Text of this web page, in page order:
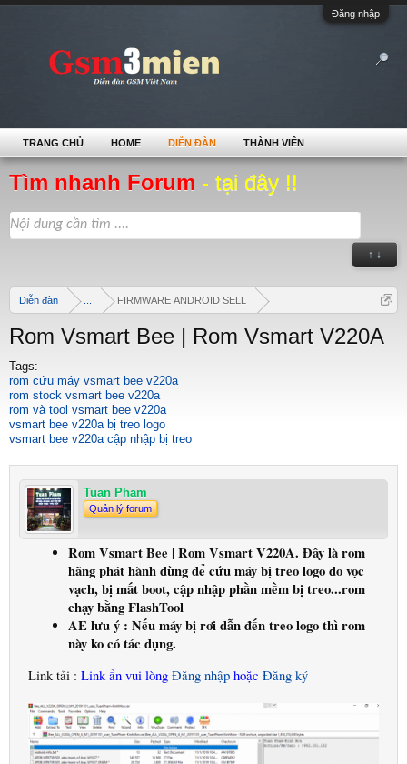
Đăng nhập
Tìm nhanh Forum - tại đây !!
↑ ↓
Diễn đàn FIRMWARE ANDROID SELL
Rom Vsmart Bee | Rom Vsmart V220A
Tags:
rom cứu máy vsmart bee v220a
rom stock vsmart bee v220a
rom và tool vsmart bee v220a
vsmart bee v220a bị treo logo
vsmart bee v220a cập nhập bị treo
Tuan Pham
Quản lý forum
Rom Vsmart Bee | Rom Vsmart V220A. Đây là rom
hãng phát hành dùng để cứu máy bị treo logo do vọc
vạch, bị mất boot, cập nhập phần mềm bị treo...rom
chạy bằng FlashTool
AE lưu ý : Nếu máy bị rơi dẫn đến treo logo thì rom
này ko có tác dụng.
Link tải : Link ẩn vui lòng Đăng nhập hoặc Đăng ký
TRANG CHỦ HOME DIỄN ĐÀN THÀNH VIÊN